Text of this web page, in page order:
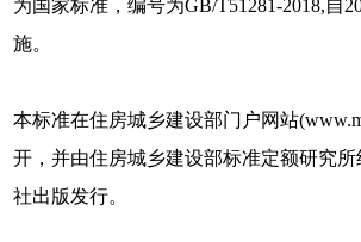
为国家标准，编号为GB/T51281-2018,自
施。
本标准在住房城乡建设部门户网站
开，并由住房城乡建设部标准定额研究
社出版发行。